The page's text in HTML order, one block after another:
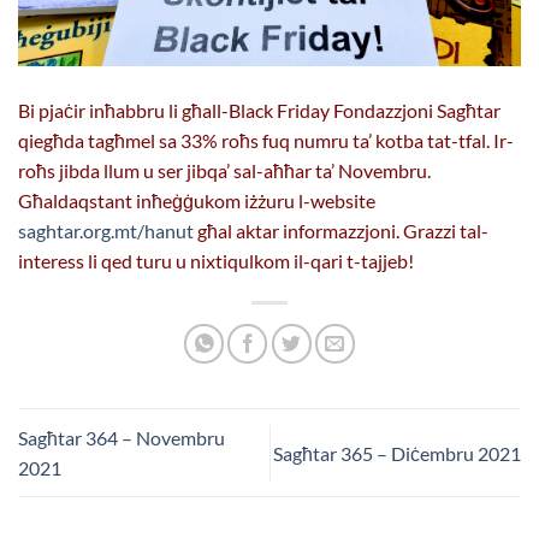
Bi pjaċir inħabbru li għall-Black Friday Fondazzjoni Sagħtar
qiegħda tagħmel sa 33% roħs fuq numru ta’ kotba tat-tfal. Ir-
roħs jibda llum u ser jibqa’ sal-aħħar ta’ Novembru.
Għaldaqstant inħeġġukom iżżuru l-website
saghtar.org.mt/hanutgħal aktar informazzjoni. Grazzi tal-
interess li qed turu u nixtiqulkom il-qari t-tajjeb!
Sagħtar 364 – Novembru
2021
Sagħtar 365 – Diċembru 2021